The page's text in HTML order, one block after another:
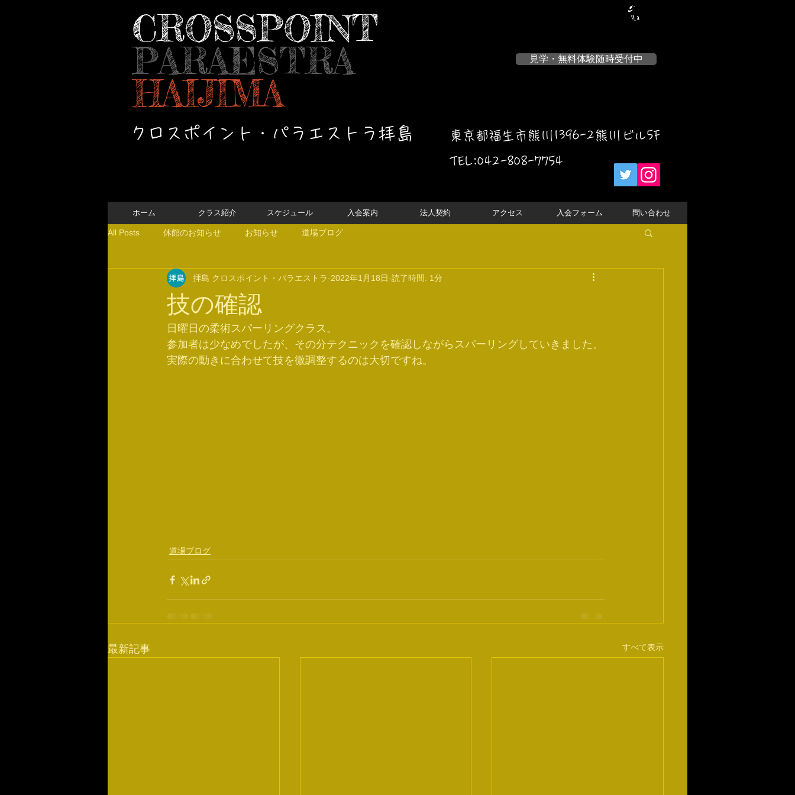
CROSSPOINT
PARAESTRA
HAIJIMA
見学・無料体験随時受付中
クロスポイント・パラエストラ拝島
東京都福生市熊川1396-2熊川ビル5F
TEL:042-808-7754
ホーム クラス紹介 スケジュール 入会案内 法人契約 アクセス 入会フォーム 問い合わせ
All Posts 休館のお知らせ お知らせ 道場ブログ
技の確認
拝島 クロスポイント・パラエストラ 2022年1月18日 読了時間: 1分
日曜日の柔術スパーリングクラス。
参加者は少なめでしたが、その分テクニックを確認しながらスパーリングしていきました。
実際の動きに合わせて技を微調整するのは大切ですね。
道場ブログ
最新記事 すべて表示